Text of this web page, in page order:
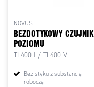
NOVUS
BEZDOTYKOWY CZUJNIK
POZIOMU
TL400-I / TL400-V
Bez styku z substancją
roboczą